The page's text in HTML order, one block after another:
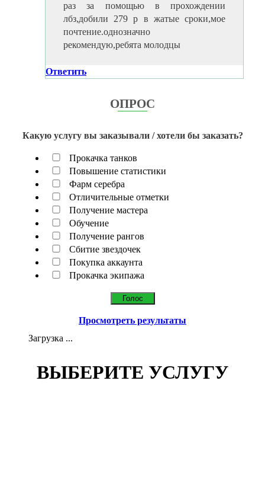
раз за помощью в прохождении
лбз,добили 279 р в жатые сроки,мое
почтение.однозначно
рекомендую,ребята молодцы
Ответить
ОПРОС
Какую услугу вы заказывали / хотели бы заказать?
Прокачка танков
Повышение статистики
Фарм серебра
Отличительные отметки
Получение мастера
Обучение
Получение рангов
Сбитие звездочек
Покупка аккаунта
Прокачка экипажа
Просмотреть результаты
Загрузка ...
ВЫБЕРИТЕ УСЛУГУ